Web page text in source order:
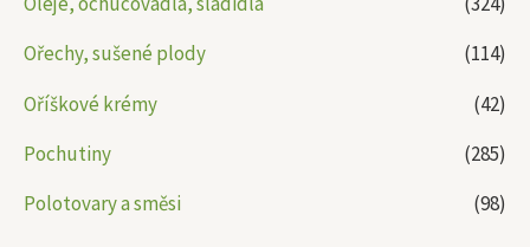
Ořechy, sušené plody
(114)
Oříškové krémy
(42)
Pochutiny
(285)
Polotovary a směsi
(98)